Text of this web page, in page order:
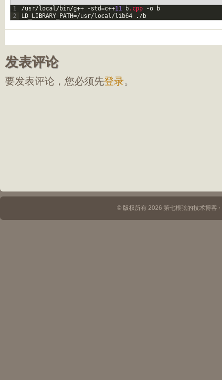
1
2
/usr/local/bin/g++ -std=c++11 b.cpp -o
b
LD_LIBRARY_PATH=/usr/local/lib64 . /b
发表评论
要发表评论，您必须先登录。
© 版权所有 2026 第七根弦的技术博客